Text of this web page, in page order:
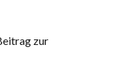
zur